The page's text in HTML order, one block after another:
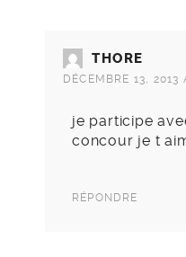
THORE
DÉCEMBRE 13, 2013
je participe
concour je t
RÉPONDRE